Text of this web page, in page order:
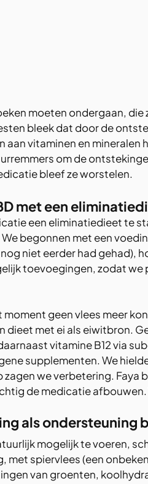
moeten ondergaan, die
bleek dat door de
vitaminen en mineralen
om de
bleef ze worstelen.
met een
een eliminatiedieet te
begonnen met een
niet eerder had gehad),
toevoegingen, zodat we
moment geen vlees meer
dieet met ei als eiwitbron.
vitamine B12 via
supplementen. We
we verbetering. Faya
de medicatie
als ondersteuning
mogelijk te voeren,
met spiervlees (een
van groenten,